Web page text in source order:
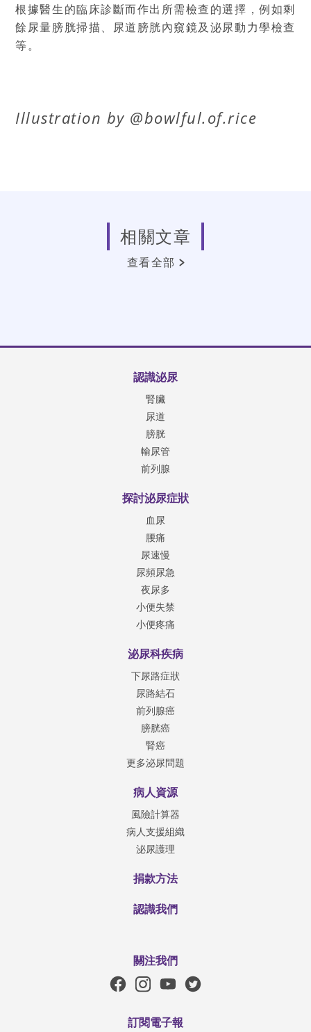
根據醫生的臨床診斷而作出所需檢查的選擇，例如剩
餘尿量膀胱掃描、尿道膀胱內窺鏡及泌尿動力學檢查
等。
Illustration by @bowlful.of.rice
相關文章
查看全部
認識泌尿
腎臟
尿道
膀胱
輸尿管
前列腺
探討泌尿症狀
血尿
腰痛
尿速慢
尿頻尿急
夜尿多
小便失禁
小便疼痛
泌尿科疾病
下尿路症狀
尿路結石
前列腺癌
膀胱癌
腎癌
更多泌尿問題
病人資源
風險計算器
病人支援組織
泌尿護理
捐款方法
認識我們
關注我們
訂閱電子報